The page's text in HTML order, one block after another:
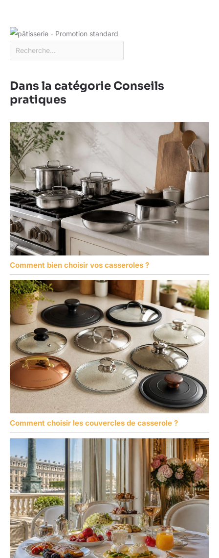
Dans la catégorie Conseils
pratiques
Comment bien choisir vos casseroles ?
Comment choisir les couvercles de casserole ?